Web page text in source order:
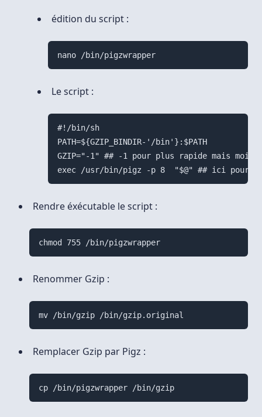
édition du script :
nano /bin/pigzwrapper
Le script :
#!/bin/sh
PATH=${GZIP_BINDIR-'/bin'}:$PATH
GZIP="-1" ## -1 pour plus rapide mais
Rendre éxécutable le script :
chmod 755 /bin/pigzwrapper
Renommer Gzip :
Remplacer Gzip par Pigz :
cp /bin/pigzwrapper /bin/gzip